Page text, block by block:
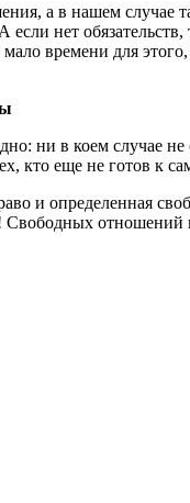
а в нашем случае
если нет
времени для
ни в коем случае
кто еще не готов к
и определенная
Свободных